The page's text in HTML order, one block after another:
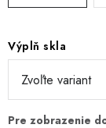
Výplň skla